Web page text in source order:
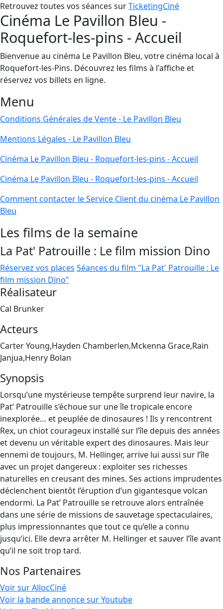
Retrouvez toutes vos séances surTicketingCiné
Cinéma Le Pavillon Bleu -
Roquefort-les-pins - Accueil
Bienvenue au cinéma Le Pavillon Bleu, votre cinéma local à
Roquefort-les-Pins. Découvrez les films à l'affiche et
réservez vos billets en ligne.
Menu
Conditions Générales de Vente - Le Pavillon Bleu
Mentions Légales - Le Pavillon Bleu
Cinéma Le Pavillon Bleu - Roquefort-les-pins - Accueil
Cinéma Le Pavillon Bleu - Roquefort-les-pins - Accueil
Comment contacter le Service Client du cinéma Le Pavillon
Bleu
Les films de la semaine
La Pat' Patrouille : Le film mission Dino
Réservez vos places Séances du film "La Pat' Patrouille : Le
film mission Dino"
Réalisateur
Cal Brunker
Acteurs
Carter Young,Hayden Chamberlen,Mckenna Grace,Rain
Janjua,Henry Bolan
Synopsis
Lorsqu’une mystérieuse tempête surprend leur navire, la
Pat’ Patrouille s’échoue sur une île tropicale encore
inexplorée… et peuplée de dinosaures ! Ils y rencontrent
Rex, un chiot courageux installé sur l’île depuis des années
et devenu un véritable expert des dinosaures. Mais leur
ennemi de toujours, M. Hellinger, arrive lui aussi sur l’île
avec un projet dangereux : exploiter ses richesses
naturelles en creusant des mines. Ses actions imprudentes
déclenchent bientôt l’éruption d’un gigantesque volcan
endormi. La Pat’ Patrouille se retrouve alors entraînée
dans une série de missions de sauvetage spectaculaires,
plus impressionnantes que tout ce qu’elle a connu
jusqu’ici. Elle devra arrêter M. Hellinger et sauver l’île avant
qu’il ne soit trop tard.
Nos Partenaires
Voir sur AllocCiné
Voir la bande annonce sur Youtube